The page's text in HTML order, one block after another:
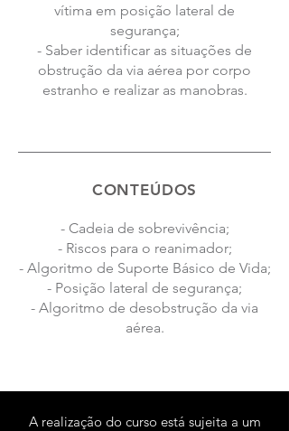
vítima em posição lateral de
segurança;
- Saber identificar as situações de
obstrução da via aérea por corpo
estranho e realizar as manobras.
CONTEÚDOS
- Cadeia de sobrevivência;
- Riscos para o reanimador;
- Algoritmo de Suporte Básico de Vida;
- Posição lateral de segurança;
- Algoritmo de desobstrução da via
aérea.
A realização do curso está sujeita a um